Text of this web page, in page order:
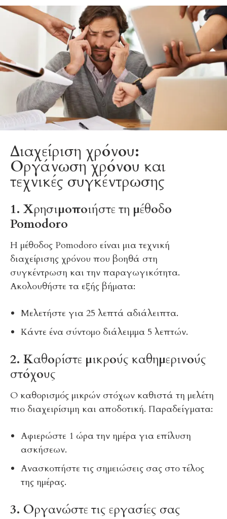
Διαχείριση χρόνου:
Οργάνωση χρόνου και
τεχνικές συγκέντρωσης
1. Χρησιμοποιήστε τη μέθοδο
Pomodoro
Η μέθοδος Pomodoro είναι μια τεχνική
διαχείρισης χρόνου που βοηθά στη
συγκέντρωση και την παραγωγικότητα.
Ακολουθήστε τα εξής βήματα:
Μελετήστε για 25 λεπτά αδιάλειπτα.
Κάντε ένα σύντομο διάλειμμα 5 λεπτών.
2. Καθορίστε μικρούς καθημερινούς
στόχους
Ο καθορισμός μικρών στόχων καθιστά τη μελέτη
πιο διαχειρίσιμη και αποδοτική. Παραδείγματα:
Αφιερώστε 1 ώρα την ημέρα για επίλυση
ασκήσεων.
Ανασκοπήστε τις σημειώσεις σας στο τέλος
της ημέρας.
3. Οργανώστε τις εργασίες σας